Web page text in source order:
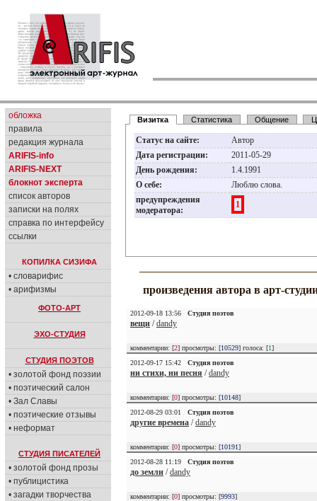
обложка
правила
редакция журнала
ARIFIS-info
ARIFIS-NEXT
блокнот эксперта
список авторов
записки на полях
справка по интерфейсу
ссылки
КОПИЛКА СИЗИФА
• словарифис
• арифизмы
ФОТО-АРТ
ЭХО-СТУДИЯ
СТУДИЯ ПОЭТОВ
• золотой фонд поэзии
• поэтический салон
• Зал Славы
• поэтические отзывы
• неформат
СТУДИЯ ПИСАТЕЛЕЙ
• золотой фонд прозы
• публицистика
• загадки творчества
Визитка Статистика Общение
Статус на сайте:
Автор
Дата регистрации:
2011-05-29
День рождения:
1.4.1991
О себе:
Люблю слова.
предупреждения
модератора:
1
произведения автора в арт-
2012-09-18 13:56 Студия поэтов
вещи /dandy
комментарии: [2] просмотры: [10529] голоса: [1]
2012-09-17 15:42
Студия поэтов
ни стихи, ни песня /dandy
комментарии: [0] просмотры: [10148]
2012-08-29 03:01
Студия поэтов
другие времена /dandy
комментарии: [0] просмотры: [10191]
2012-08-28 11:19
Студия поэтов
до земли /dandy
комментарии: [0] просмотры: [9993]